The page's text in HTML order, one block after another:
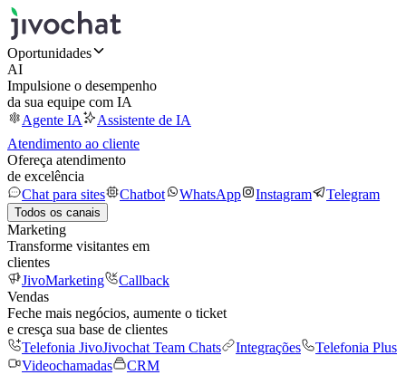
Oportunidades
AI
Impulsione o desempenho
da sua equipe com IA
Agente IA
Assistente de IA
Atendimento ao cliente
Ofereça atendimento
de excelência
Chat para sites
Chatbot WhatsApp Instagram Telegram
Todos os canais
Marketing
Transforme visitantes em
clientes
JivoMarketing
Callback
Vendas
Feche mais negócios, aumente o ticket
e cresça sua base de clientes
Telefonia JivoJivochat Team Chats Integrações
Telefonia Plus
Videochamadas
CRM